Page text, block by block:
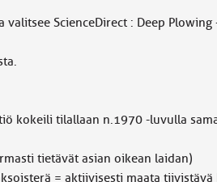
ScienceDirect : Deep
n.1970 -luvulla
tietävät asian oikean laidan)
= aktiivisesti maata tiivistävä